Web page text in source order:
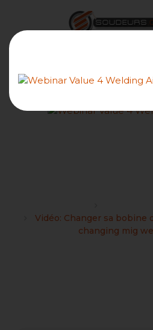
Vidéo: Changer sa bobine
changing mig